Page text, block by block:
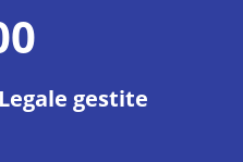
gestite